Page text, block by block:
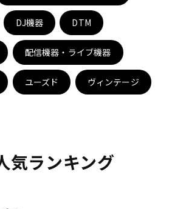
エフェクター
DTM
機器 楽器アクセサリ
DJ機器 DTM
配信機器・ライブ機器
ユーズド ヴィンテージ
気ランキング